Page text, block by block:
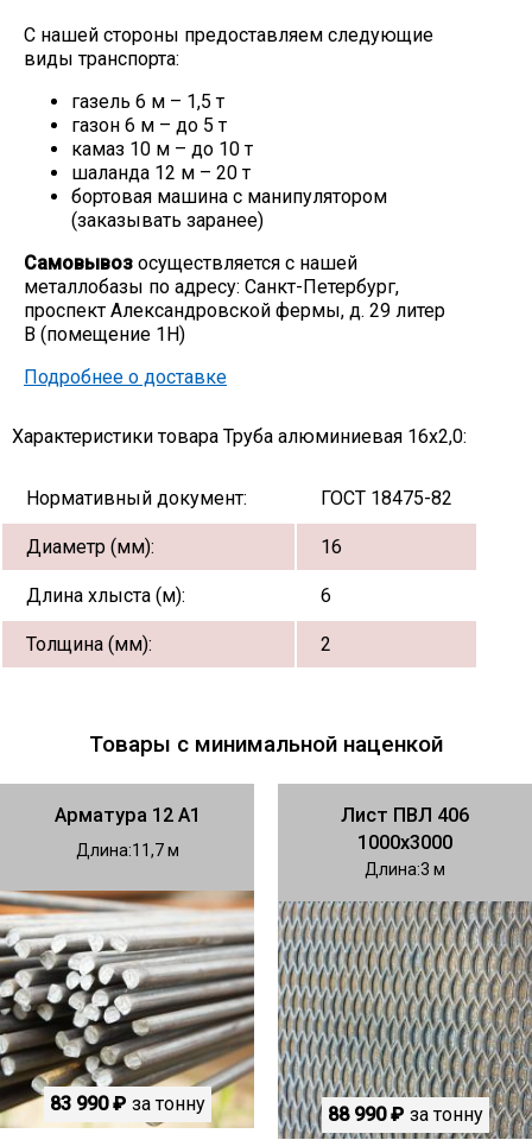
С нашей стороны предоставляем следующие
виды транспорта:
газель 6 м – 1,5 т
газон 6 м – до 5 т
камаз 10 м – до 10 т
шаланда 12 м – 20 т
бортовая машина с манипулятором
(заказывать заранее)
Самовывоз осуществляется с нашей
металлобазы по адресу: Санкт-Петербург,
проспект Александровской фермы, д. 29 литер
В (помещение 1Н)
Подробнее о доставке
Характеристики товара Труба алюминиевая 16х2,0:
Нормативный документ: ГОСТ 18475-82
Диаметр (мм): 16
Длина хлыста (м): 6
Толщина (мм): 2
Товары с минимальной наценкой
Арматура 12 А1
Длина 11,7
83 990 ₽ за тонну
Лист ПВЛ 406
1000х3000
Длина 3
88 990 ₽ за тонну